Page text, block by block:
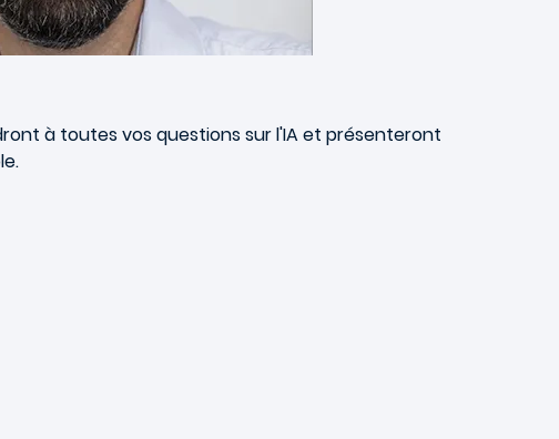
à toutes vos questions sur l'IA et présenteront